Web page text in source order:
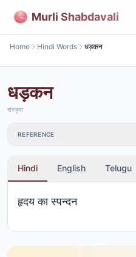
Murli Shabdavali
Home Hindi Words धड़कन
धड़कन
संस्कृत
REFERENCE
Hindi English Telugu
हृदय का स्पन्दन